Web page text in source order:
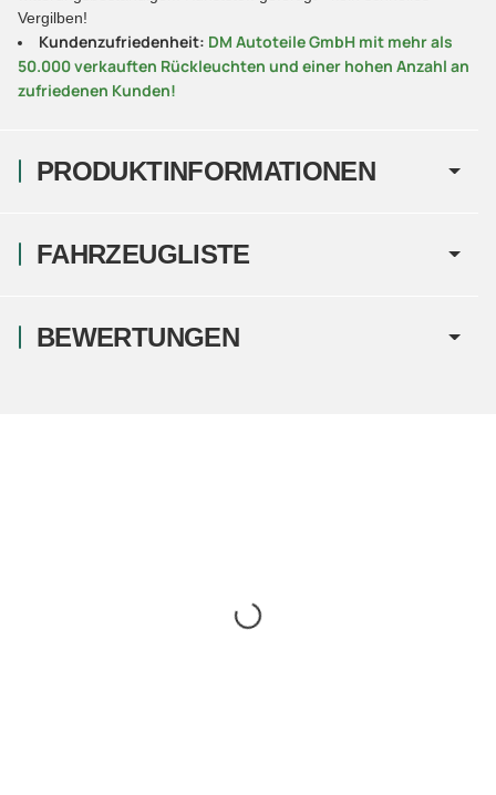
PRODUKTINFORMATIONEN
Vergilben!
Kundenzufriedenheit: DM Autoteile GmbH mit mehr als
50.000 verkauften Rückleuchten und einer hohen Anzahl an
zufriedenen Kunden!
FAHRZEUGLISTE
BEWERTUNGEN